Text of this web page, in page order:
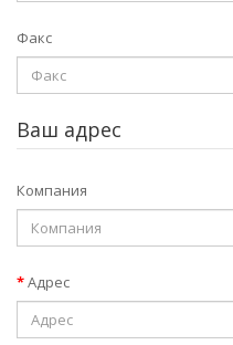
Факс
Ваш адрес
Компания
Адрес